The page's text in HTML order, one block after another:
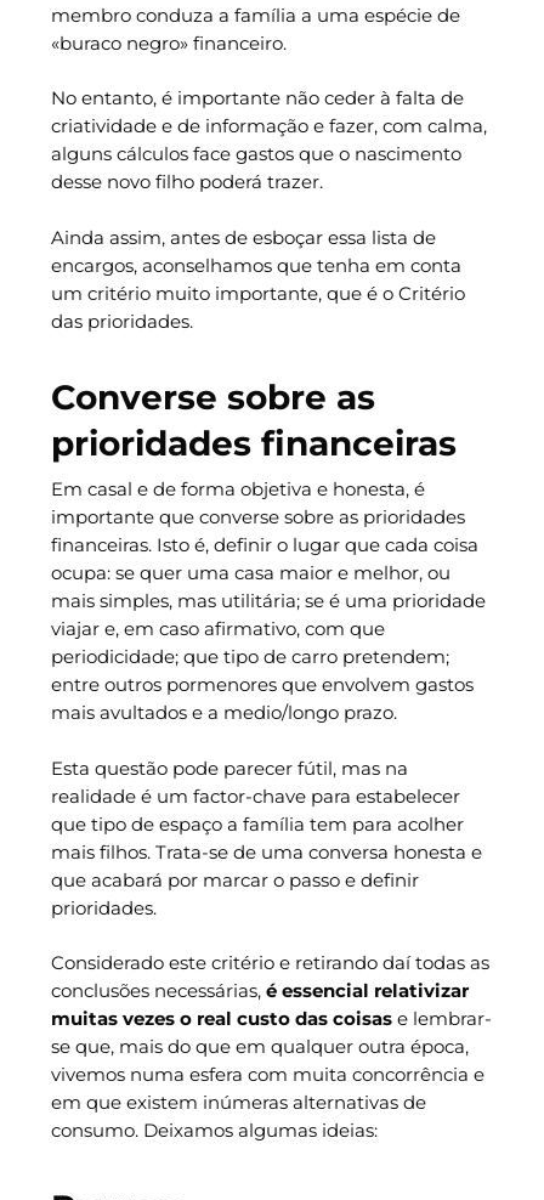
membro conduza a família a uma espécie de
«buraco negro» financeiro.
No entanto, é importante não ceder à falta de
criatividade e de informação e fazer, com calma,
alguns cálculos face gastos que o nascimento
desse novo filho poderá trazer.
Ainda assim, antes de esboçar essa lista de
encargos, aconselhamos que tenha em conta
um critério muito importante, que é o Critério
das prioridades.
Converse sobre as
prioridades financeiras
Em casal e de forma objetiva e honesta, é
importante que converse sobre as prioridades
financeiras. Isto é, definir o lugar que cada coisa
ocupa: se quer uma casa maior e melhor, ou
mais simples, mas utilitária; se é uma prioridade
viajar e, em caso afirmativo, com que
periodicidade; que tipo de carro pretendem;
entre outros pormenores que envolvem gastos
mais avultados e a medio/longo prazo.
Esta questão pode parecer fútil, mas na
realidade é um factor-chave para estabelecer
que tipo de espaço a família tem para acolher
mais filhos. Trata-se de uma conversa honesta e
que acabará por marcar o passo e definir
prioridades.
Considerado este critério e retirando daí todas as
conclusões necessárias, é essencial relativizar
muitas vezes o real custo das coisase lembrar-
se que, mais do que em qualquer outra época,
vivemos numa esfera com muita concorrência e
em que existem inúmeras alternativas de
consumo. Deixamos algumas ideias: